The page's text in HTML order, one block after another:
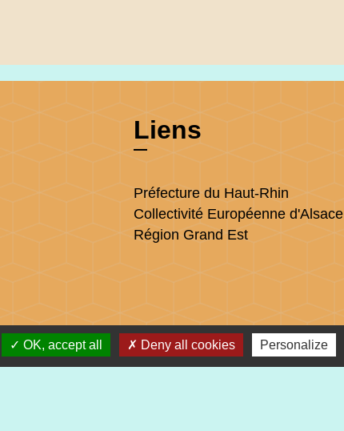
Liens
Préfecture du Haut-Rhin
Collectivité Européenne d'Alsace
Région Grand Est
OK, accept all Deny all cookies Personalize